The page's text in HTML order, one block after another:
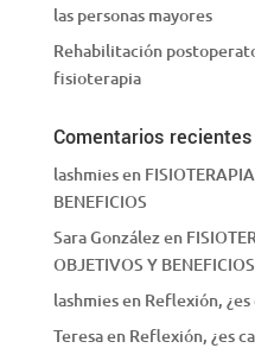
las personas mayores
Rehabilitación
fisioterapia
Comentarios recientes
lashmiesen
BENEFICIOS
Sara Gonzálezen
OBJETIVOS Y BENEFICIOS
lashmiesen Reflexión,
Teresaen Reflexión, ¿es